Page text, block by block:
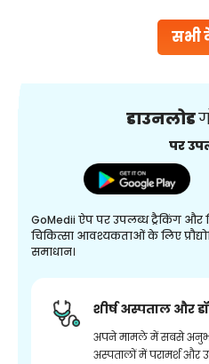
सभी
डाउनलोड
पर
GoMedii ऐप पर उपलब्ध ट्रैकिंग
चिकित्सा आवश्यकताओं के लिए
समाधान।
शीर्ष अस्पताल और
अपने मामले में सबसे
अस्पतालों में परामर्श और